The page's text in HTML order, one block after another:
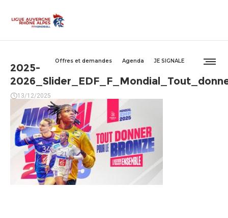
Offres et demandes Agenda JE SIGNALE
2025-
13/12/2025